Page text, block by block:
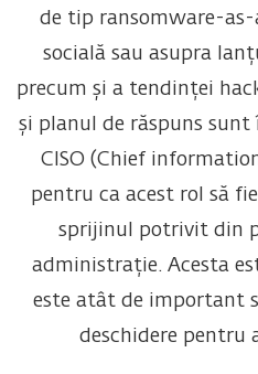
de tip ransomware-as-
socială sau asupra
precum și a tendinței
și planul de răspuns
CISO (Chief
pentru ca acest rol să
sprijinul potrivit din
administrație. Acesta
este atât de important
deschidere pentru